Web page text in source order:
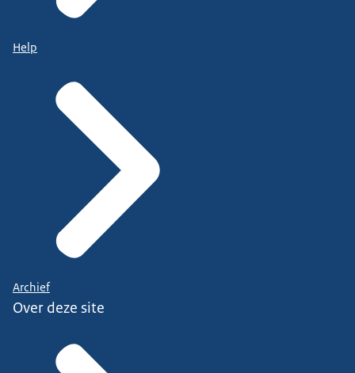
Help
Archief
Over deze site